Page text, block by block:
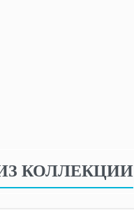
КОЛЛЕКЦИИ